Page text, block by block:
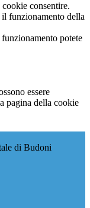
consentire.
funzionamento della
potete
essere
pagina della cookie
di Budoni